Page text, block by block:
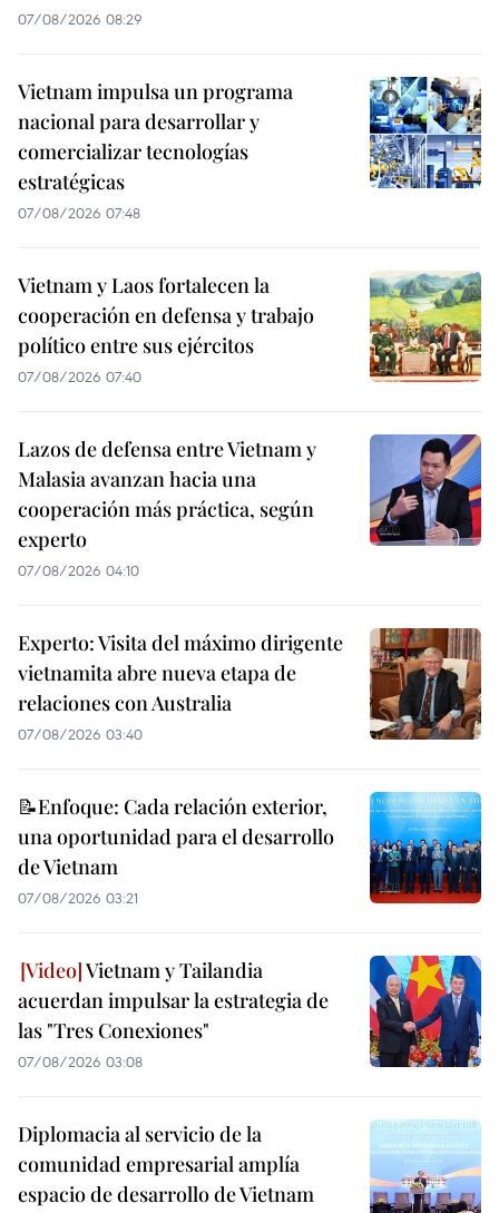
07/08/2026 08:29
Vietnam impulsa un programa
nacional para desarrollar y
comercializar tecnologías
estratégicas
07/08/2026 07:48
Vietnam y Laos fortalecen la
cooperación en defensa y trabajo
político entre sus ejércitos
07/08/2026 07:40
Lazos de defensa entre Vietnam y
Malasia avanzan hacia una
cooperación más práctica, según
experto
07/08/2026 04:10
Experto: Visita del máximo dirigente
vietnamita abre nueva etapa de
relaciones con Australia
07/08/2026 03:40
📝Enfoque: Cada relación exterior,
una oportunidad para el desarrollo
de Vietnam
07/08/2026 03:21
Vietnam y Tailandia
acuerdan impulsar la estrategia de
las "Tres Conexiones"
07/08/2026 03:08
Diplomacia al servicio de la
comunidad empresarial amplía
espacio de desarrollo de Vietnam